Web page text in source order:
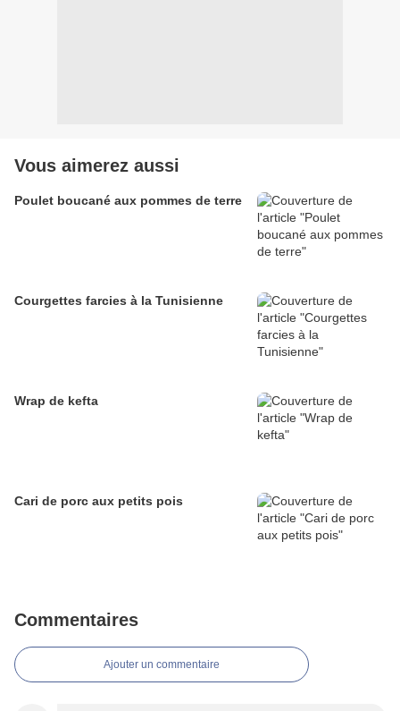
Vous aimerez aussi
Poulet boucané aux pommes de terre
Courgettes farcies à la Tunisienne
Wrap de kefta
Cari de porc aux petits pois
Commentaires
Ajouter un commentaire